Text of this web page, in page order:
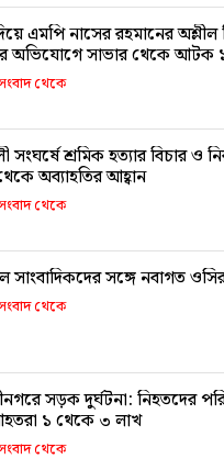
এমপি নাসের রহমানের অশ্লীল
অভিযোগে সাভার থেকে আটক
থেকে
শ্রমিক হত্যার বিচার ও নিরপরাধদের
অব্যাহতির আহ্বান
থেকে
সাংবাদিকদের সঙ্গে নবাগত
থেকে
সড়ক দুর্ঘটনা: নিহতদের
১ থেকে ৩ লাখ
থেকে